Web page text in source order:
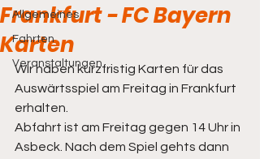
Allgemeines
Fahrten
Veranstaltungen
Frankfurt - FC Bayern
Karten
Wir haben kurzfristig Karten für das
Auswärtsspiel am Freitag in Frankfurt
erhalten.
Abfahrt ist am Freitag gegen 14 Uhr in
Asbeck. Nach dem Spiel gehts dann